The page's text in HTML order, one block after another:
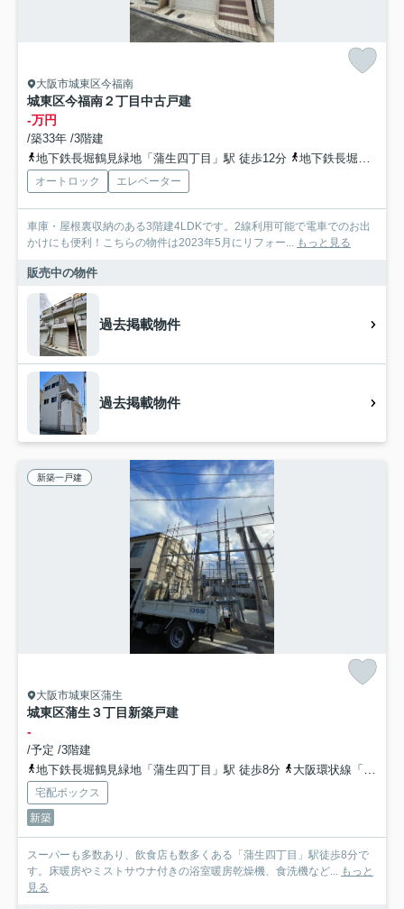
大阪市城東区今福南
城東区今福南２丁目中古戸建
-万円
/築33年 /3階建
地下鉄長堀鶴見緑地「蒲生四丁目」駅 徒歩12分
地下鉄長堀鶴見緑地「今福鶴見」駅 徒歩15分
オートロック エレベーター
車庫・屋根裏収納のある3階建4LDKです。2線利用可能で電車でのお出
かけにも便利！こちらの物件は2023年5月にリフォー...
もっと見る
販売中の物件
過去掲載物件
過去掲載物件
新築一戸建
大阪市城東区蒲生
城東区蒲生３丁目新築戸建
-
/予定 /3階建
地下鉄長堀鶴見緑地「蒲生四丁目」駅 徒歩8分
大阪環状線「京橋」駅 徒歩12分
宅配ボックス
新築
スーパーも多数あり、飲食店も数多くある「蒲生四丁目」駅徒歩8分で
す。床暖房やミストサウナ付きの浴室暖房乾燥機、食洗機など...
もっと
見る